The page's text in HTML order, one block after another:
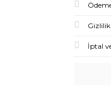
İptal